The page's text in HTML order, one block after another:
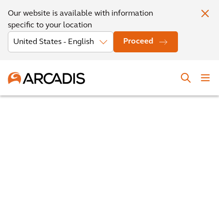
Our website is available with information
specific to your location
Proceed